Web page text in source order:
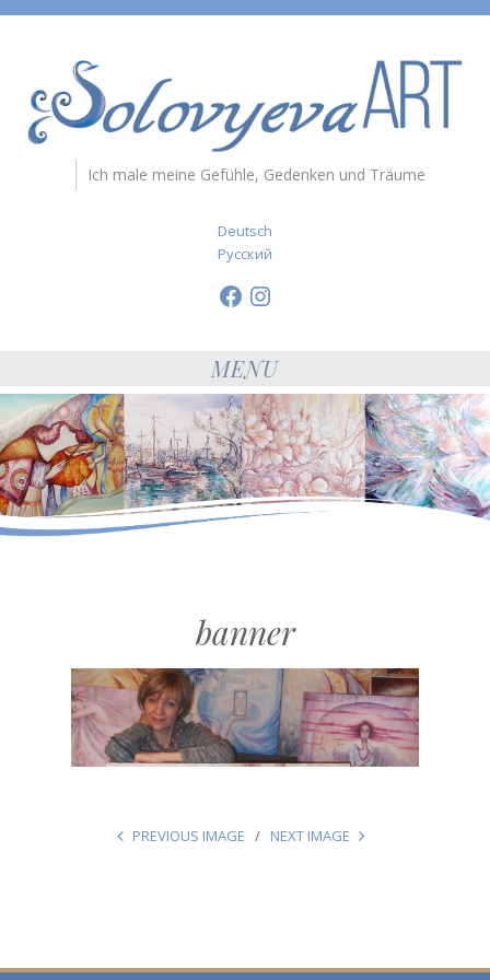
Ich male meine Gefühle, Gedenken und Träume
Deutsch
Русский
FacebookInstagram
MENU
banner
PREVIOUS IMAGE NEXT IMAGE